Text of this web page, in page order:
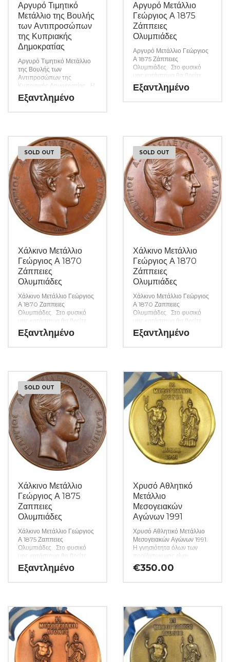
Αργυρό Τιμητικό
Μετάλλιο της Βουλής
των Αντιπροσώπων
της Κυπριακής
Δημοκρατίας
Αργυρό Τιμητικό Μετάλλιο
της Βουλής των
Αντιπροσώπων της
Κυπριακής Δημοκρατίας. Η
γνησιότητα όλων των
προϊόντων μας είναι
αναλυτικά εφόσον
υπάρχουν. (Κωδ. 9168)
Εξαντλημένο
Αργυρό Μετάλλιο
Γεώργιος Α 1875
Ζάππειες
Ολυμπιάδες
Αργυρό Μετάλλιο Γεώργιος
Α 1875 Ζάππειες
Ολυμπιάδες. Στο φυσικό
μας κατάστημα θα βρείτε
μεγάλη ποικιλία ελληνικών
και ξένων νομισμάτων και
Εξαντλημένο
SOLD OUT
Χάλκινο Μετάλλιο
Γεώργιος Α 1870
Ζάππειες
Ολυμπιάδες
Χάλκινο Μετάλλιο Γεώργιος
Α 1870 Ζαππειες
Ολυμπιάδες. Στο φυσικό
μας κατάστημα θα βρείτε
μεγάλη ποικιλία ελληνικών
και ξένων νομισμάτων και
Εξαντλημένο
SOLD OUT
Χάλκινο Μετάλλιο
Γεώργιος Α 1870
Ζάππειες
Ολυμπιάδες
Χάλκινο Μετάλλιο Γεώργιος
Α 1870 Ζαππειες
Ολυμπιάδες. Στο φυσικό
μας κατάστημα θα βρείτε
μεγάλη ποικιλία ελληνικών
και ξένων νομισμάτων και
Εξαντλημένο
SOLD OUT
Χάλκινο Μετάλλιο
Γεώργιος Α 1875
Ζαππειες
Ολυμπιάδες
Χάλκινο Μετάλλιο Γεώργιος
Α 1875 Ζαππειες
Ολυμπιάδες. Στο φυσικό
μας κατάστημα θα βρείτε
μεγάλη ποικιλία ελληνικών
και ξένων νομισμάτων και
Εξαντλημένο
Χρυσό Αθλητικό
Μετάλλιο
Μεσογειακών
Αγώνων 1991
Χρυσό Αθλητικό Μετάλλιο
Μεσογειακών Αγώνων 1991.
Η γνησιότητα όλων των
προϊόντων μας είναι
εγγυημένη εφ όρου ζωής
ενώ τυχόν ιδιαιτερότητες –
€350.00